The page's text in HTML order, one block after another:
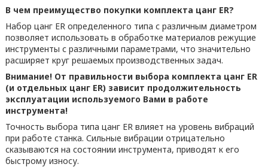
В чем преимущество покупки комплекта цанг ER?
Набор цанг ER определенного типа с различным диаметром
позволяет использовать в обработке материалов режущие
инструменты с различными параметрами, что значительно
расширяет круг решаемых производственных задач.
Внимание! От правильности выбора комплекта цанг ER
(и отдельных цанг ER) зависит продолжительность
эксплуатации используемого Вами в работе
инструмента!
Точность выбора типа цанг ER влияет на уровень вибраций
при работе станка. Сильные вибрации отрицательно
сказываются на состоянии инструмента, приводят к его
быстрому износу.